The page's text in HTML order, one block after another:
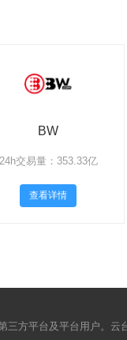
BW
24h交易量：353.33亿
查看详情
方平台及平台用户。